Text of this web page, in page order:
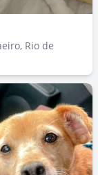
Rio de